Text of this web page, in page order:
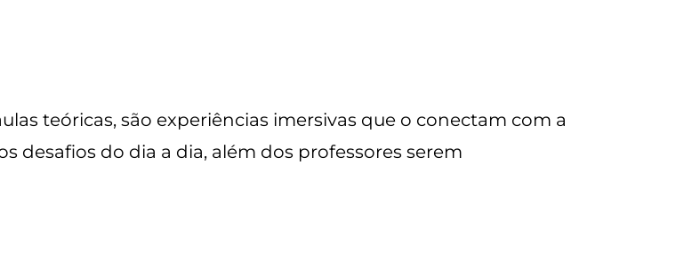
teóricas, são experiências imersivas que o conectam com a
desafios do dia a dia, além dos professores serem